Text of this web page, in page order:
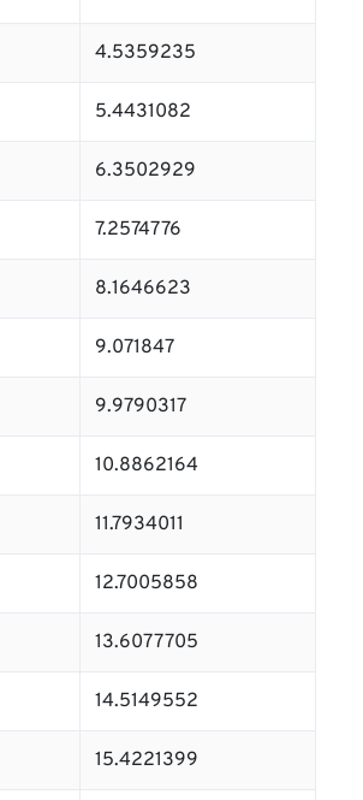
4.5359235
5.4431082
6.3502929
7.2574776
8.1646623
9.071847
9.9790317
10.8862164
11.7934011
12.7005858
13.6077705
14.5149552
15.4221399